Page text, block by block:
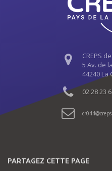
CREPS
5 Av. de
44240 La
02 28 23
cr044
PARTAGEZ CETTE PAGE